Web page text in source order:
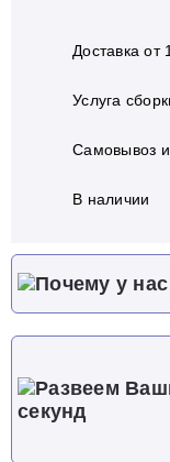
Доставка от
Услуга
Самовывоз
В наличии